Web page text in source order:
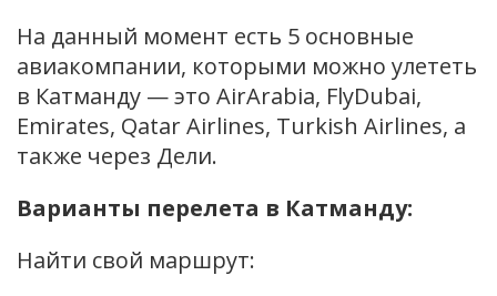
На данный момент есть 5 основные
авиакомпании, которыми можно улететь
в Катманду — это AirArabia, FlyDubai,
Emirates, Qatar Airlines, Turkish Airlines, а
также через Дели.
Варианты перелета в Катманду:
Найти свой маршрут: